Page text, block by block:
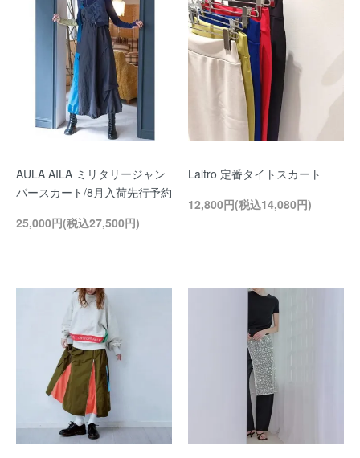
AULA AILA ミリタリージャン
パースカート/8月入荷先行予約
25,000円(税込27,500円)
Laltro 定番タイトスカート
12,800円(税込14,080円)